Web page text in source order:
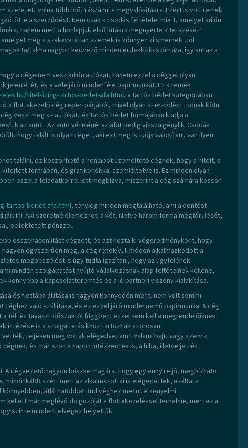
szeretett volna több időt rászánni a megvalósításra. Ezért is volt remek
a szerződést. Nem csak a csodás feltételei miatt, amelyet külön
hanem mert a honlapjuk első látásra megnyerte a tetszését.
még a szakavatatlan szemek is könnyen kiismernek. Jól
tartalma nagyon kedvező minden érdeklődő számára, így annak a
a cége nem vesz külön autókat, hanem ezzel a céggel olyan
jelenlétét, és a vele járó mindenféle papírmunkát. Ez a remek
hitel-lizing-tartos-berlet-afa.html, a tartós bérlet kategóriában.
a flottakezelő cég repertoárjából, mivel olyan szerződést tudnak kötni
veszi meg az autókat, és tartós bérlet formájában kiadja a
az autót. Az autó vételénél az áfát pedig visszaigénylik. Csodás
hogy talált is olyan céget, aki ezt meg is tudja valósítani, van ilyen
találni, ez köszönhető a honlapot üzemeltető cégnek, hogy a hitelt, a
formában, és grafikonokkal szemléltetve is. Ez minden olyan
ezzel a feladatkörrel lett megbízva, miszerint a cég számára kössön
tartos-berlet-afa.html, tényleg minden megtalálható, ami a döntést
Aki szeretné elemezheti a két, illetve három forma megtérülését,
befektetett pénzzel.
összehasonlítást végzett, és azt hozta ki végeredményként, hogy
egyszerűen meg, a cég rendkívüli módon alkalmazkodott a
megbeszélést is úgy tudta igazítani, hogy az ügyfelének
minden szolgáltatást nyújtó vállalkozásnak alap feltételnek kellene,
könnyebb a kapcsolatteremtés és a jó partneri viszony kialakítása.
és flottába állítása is nagyon könnyedén ment, nem volt semmi
való szállítása, és ez ezzel járó mindennemű papírmunka. A cég
téli és tavaszi időszaktól függően, ezzel sem kell a megrendelőiknek
intézése is a szolgáltatásikhoz tartoznak szorosan.
teljesen meg voltak elégedve, amit valami bajt, vagy szerviz
és már azon a napon intézkedtek is, a hiba, illetve jelzés
cégvezető nagyon büszke magára, hogy egy ennyire jó, megbízható
mindinkább azért mert az alkalmazottai is elégedettek, ezáltal a
átláthatóbban tud véghez menni. A kényelmi
kellett már meglévő dolgozóját a flottakezeléssel terhelnie, mert ez a
szinte mindent elvégez helyettük.